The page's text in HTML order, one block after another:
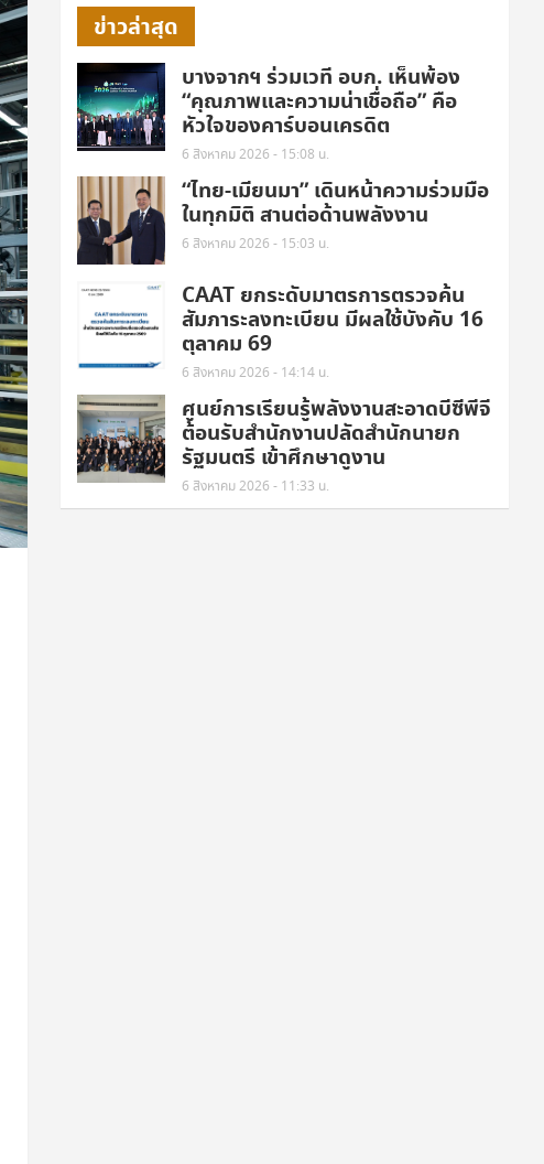
ข่าวล่าสุด
บางจากฯ ร่วมเวที อบก. เห็นพ้อง
“คุณภาพและความน่าเชื่อถือ” คือ
หัวใจของคาร์บอนเครดิต
6 สิงหาคม 2026 - 15:08 น.
“ไทย-เมียนมา” เดินหน้าความร่วมมือ
ในทุกมิติ สานต่อด้านพลังงาน
6 สิงหาคม 2026 - 15:03 น.
CAAT ยกระดับมาตรการตรวจค้น
สัมภาระลงทะเบียน มีผลใช้บังคับ 16
ตุลาคม 69
6 สิงหาคม 2026 - 14:14 น.
ศูนย์การเรียนรู้พลังงานสะอาดบีซีพีจี
ต้อนรับสำนักงานปลัดสำนักนายก
รัฐมนตรี เข้าศึกษาดูงาน
6 สิงหาคม 2026 - 11:33 น.